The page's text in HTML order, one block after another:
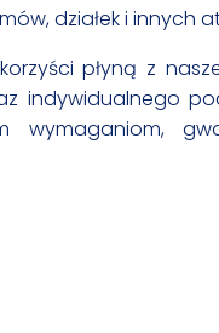
działek i innych
płyną z
indywidualnego
wymaganiom,